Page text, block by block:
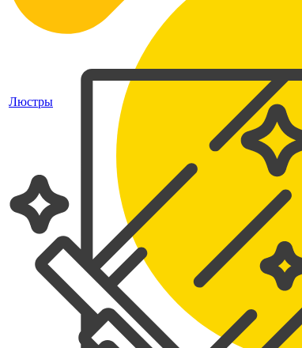
Люстры